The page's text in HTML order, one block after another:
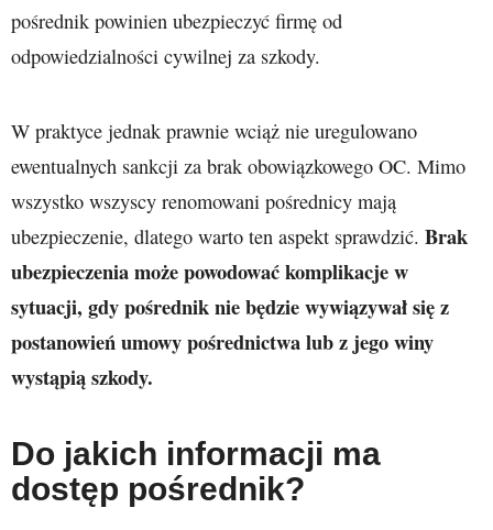
pośrednik powinien ubezpieczyć firmę od
odpowiedzialności cywilnej za szkody.
W praktyce jednak prawnie wciąż nie uregulowano
ewentualnych sankcji za brak obowiązkowego OC. Mimo
wszystko wszyscy renomowani pośrednicy mają
ubezpieczenie, dlatego warto ten aspekt sprawdzić. Brak
ubezpieczenia może powodować komplikacje w
sytuacji, gdy pośrednik nie będzie wywiązywał się z
postanowień umowy pośrednictwa lub z jego winy
wystąpią szkody.
Do jakich informacji ma
dostęp pośrednik?